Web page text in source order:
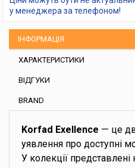
у менеджера за телефоном!
ІНФОРМАЦІЯ
ХАРАКТЕРИСТИКИ
ВІДГУКИ
BRAND
Korfad Exellence — це
уявлення про доступні
У колекції